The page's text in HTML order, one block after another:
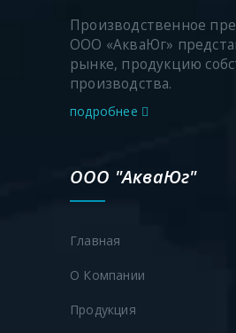
Производственное
ООО «АкваЮг»
рынке, продукцию
производства.
подробнее
ООО "АкваЮг"
Главная
О Компании
Продукция